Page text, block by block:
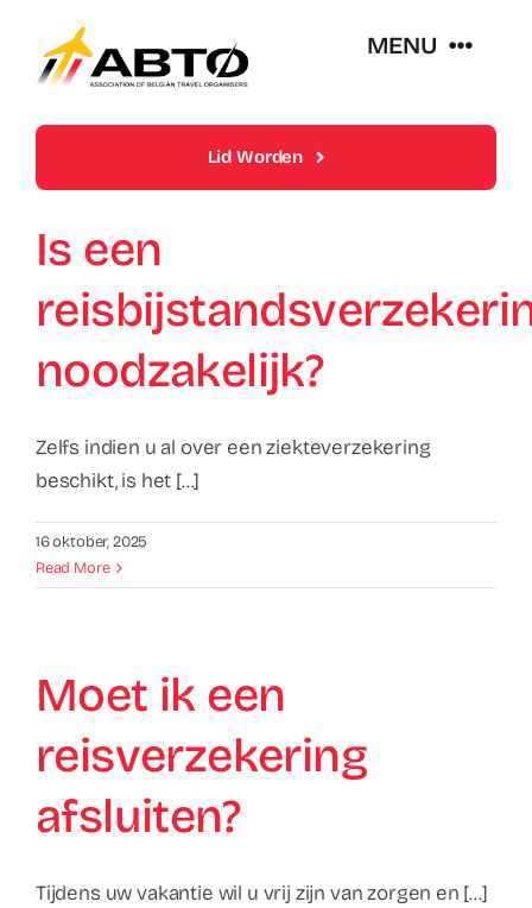
content
MENU
Over Abto
Lidmaatschappen
Trends En Evoluties Van De Reissector
Nieuws
Contact
ABC Van De Toeristische Terminologie
Français
Lid Worden
Is een
noodzakelijk?
Zelfs indien u al over een ziekteverzekering
beschikt, is het [...]
16 oktober, 2025
Read More
Moet ik een
reisverzekering
afsluiten?
Tijdens uw vakantie wil u vrij zijn van zorgen en [...]